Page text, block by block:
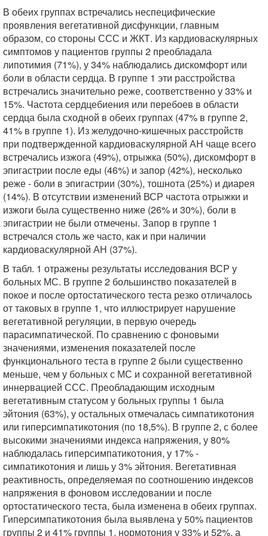
В обеих группах встречались неспецифические
проявления вегетативной дисфункции, главным
образом, со стороны ССС и ЖКТ. Из кардиоваскулярных
симптомов у пациентов группы 2 преобладала
липотимия (71%), у 34% наблюдались дискомфорт или
боли в области сердца. В группе 1 эти расстройства
встречались значительно реже, соответственно у 33% и
15%. Частота сердцебиения или перебоев в области
сердца была сходной в обеих группах (47% в группе 2,
41% в группе 1). Из желудочно-кишечных расстройств
при подтвержденной кардиоваскулярной АН чаще всего
встречались изжога (49%), отрыжка (50%), дискомфорт в
эпигастрии после еды (46%) и запор (42%), несколько
реже - боли в эпигастрии (30%), тошнота (25%) и диарея
(14%). В отсутствии изменений ВСР частота отрыжки и
изжоги была существенно ниже (26% и 30%), боли в
эпигастрии не были отмечены. Запор в группе 1
встречался столь же часто, как и при наличии
кардиоваскулярной АН (37%).
В табл. 1 отражены результаты исследования ВСР у
больных МС. В группе 2 большинство показателей в
покое и после ортостатического теста резко отличалось
от таковых в группе 1, что иллюстрирует нарушение
вегетативной регуляции, в первую очередь
парасимпатической. По сравнению с фоновыми
значениями, изменения показателей после
функционального теста в группе 2 были существенно
меньше, чем у больных с МС и сохранной вегетативной
иннервацией ССС. Преобладающим исходным
вегетативным статусом у больных группы 1 была
эйтония (63%), у остальных отмечалась симпатикотония
или гиперсимпатикотония (по 18,5%). В группе 2, с более
высокими значениями индекса напряжения, у 80%
наблюдалась гиперсимпатикотония, у 17% -
симпатикотония и лишь у 3% эйтония. Вегетативная
реактивность, определяемая по соотношению индексов
напряжения в фоновом исследовании и после
ортостатического теста, была изменена в обеих группах.
Гиперсимпатикотония была выявлена у 50% пациентов
группы 2 и 41% группы 1, нормотония у 33% и 52%, а